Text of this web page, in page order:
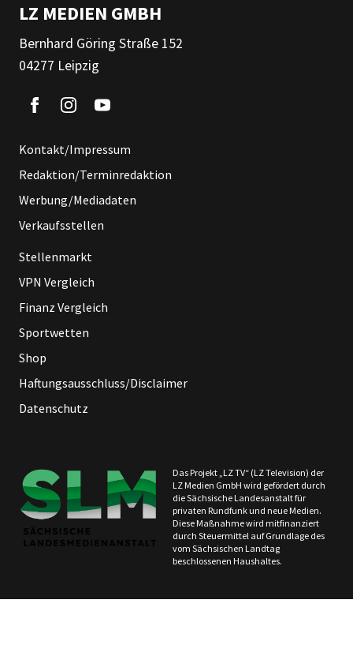
LZ MEDIEN GMBH
Bernhard Göring Straße 152
04277 Leipzig
Kontakt/Impressum
Redaktion/Terminredaktion
Werbung/Mediadaten
Verkaufsstellen
Stellenmarkt
VPN Vergleich
Finanz Vergleich
Sportwetten
Shop
Haftungsausschluss/Disclaimer
Datenschutz
Das Projekt „LZ TV“ (LZ Television) der
LZ Medien GmbH wird gefördert durch
die Sächsische Landesanstalt für
privaten Rundfunk und neue Medien.
Diese Maßnahme wird mitfinanziert
durch Steuermittel auf Grundlage des
vom Sächsischen Landtag
beschlossenen Haushaltes.